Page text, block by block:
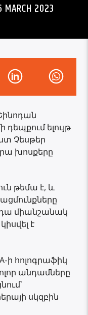
MARCH 2023
դեպքում ելույթ
Չեսթեր
խոսքերը
թեմա է, և
դա միանշանակ
է
ի հոլոգրաֆիկ
անդամները
սկզբին